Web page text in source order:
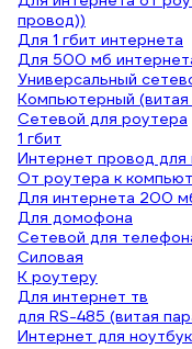
провод))
Для 1 гбит интернета
Для 500 мб
Универсальный
Компьютерный (витая
Сетевой для роутера
1 гбит
Интернет провод для
От роутера к
Для интернета 200
Для домофона
Сетевой для
Силовая
К роутеру
Для интернет тв
для RS-485 (витая
Интернет для